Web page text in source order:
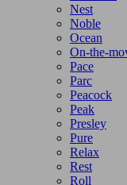
Nest
Noble
Ocean
On-the-
Pace
Parc
Peacock
Peak
Presley
Pure
Relax
Rest
Roll